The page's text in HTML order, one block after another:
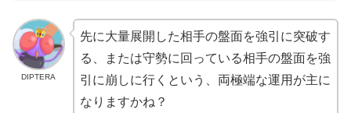
DIPTERA
先に大量展開した相手の盤面を強引に突破す
る、または守勢に回っている相手の盤面を強
引に崩しに行くという、両極端な運用が主に
なりますかね？